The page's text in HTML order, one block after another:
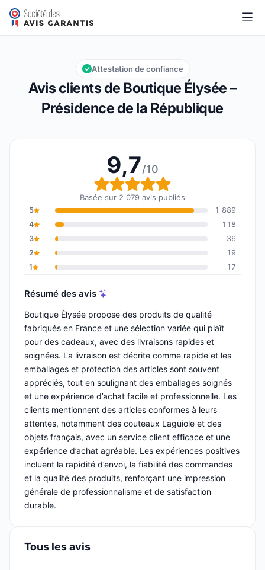
Note globale : 9,7 sur 10
9,7/10
Avis clients de Boutique Élysée –
Présidence de la République
Attestation de confiance
9,7/10
Note globale : 9,7 sur
Basée sur 2 079 avis publiés
5
1 889
4
118
3
36
2
19
1
17
Résumé des avis
Boutique Élysée propose des produits de qualité
fabriqués en France et une sélection variée qui plaît
pour des cadeaux, avec des livraisons rapides et
soignées. La livraison est décrite comme rapide et les
emballages et protection des articles sont souvent
appréciés, tout en soulignant des emballages soignés
et une expérience d’achat facile et professionnelle. Les
clients mentionnent des articles conformes à leurs
attentes, notamment des couteaux Laguiole et des
objets français, avec un service client efficace et une
expérience d’achat agréable. Les expériences positives
incluent la rapidité d’envoi, la fiabilité des commandes
et la qualité des produits, renforçant une impression
générale de professionnalisme et de satisfaction
durable.
Tous les avis